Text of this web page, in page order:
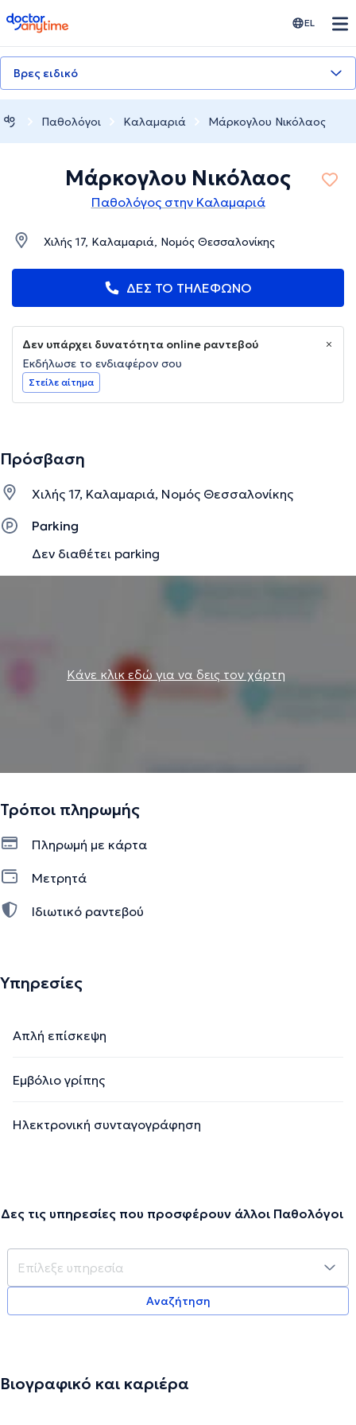
doctoranytime EL
Βρες ειδικό
Παθολόγοι Καλαμαριά Μάρκογλου Νικόλαος
Μάρκογλου Νικόλαος
Παθολόγος στην Καλαμαριά
Χιλής 17, Καλαμαριά, Νομός Θεσσαλονίκης
ΔΕΣ ΤΟ ΤΗΛΕΦΩΝΟ
Δεν υπάρχει δυνατότητα online ραντεβού
Εκδήλωσε το ενδιαφέρον σου
Στείλε αίτημα
Πρόσβαση
Χιλής 17, Καλαμαριά, Νομός Θεσσαλονίκης
Parking
Δεν διαθέτει parking
Κάνε κλικ εδώ για να δεις τον χάρτη
Τρόποι πληρωμής
Πληρωμή με κάρτα
Μετρητά
Ιδιωτικό ραντεβού
Υπηρεσίες
Απλή επίσκεψη
Εμβόλιο γρίπης
Ηλεκτρονική συνταγογράφηση
Δες τις υπηρεσίες που προσφέρουν άλλοι Παθολόγοι
Αναζήτηση
Βιογραφικό και καριέρα